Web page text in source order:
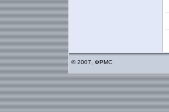
© 2007, ФРМС